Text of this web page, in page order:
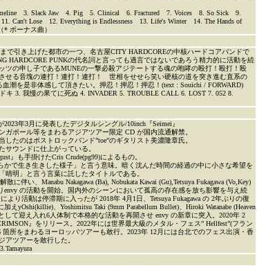
3. Slack Jaw 4. Pig 5. Clinical 6. Fractured 7. Voices 8. So Sick 9.
Can't Lose 12. Everything is Endlessness 13. Life's Winter 14. The Hands of
* ボーナス曲）
で引き上げた都市の一つ、名古屋CITY HARDCOREの中核ハードコアバンドで
HARDCORE PUNKの代名詞と言っても過言ではないであろう精力的に活動を続
ツの申し子であるMUNEの一撃必殺アジテートする魂の咆哮の殴打！殴打！殴
る音塊の連打！連打！連打！ 世相をせせら笑い硬核の道を突き進む直系の
潮を是非体感して頂きたい。押忍！押忍！押忍！(text : Souichi / FORWARD)
キ 3. 我慢の果てに死ぬ 4. INVADER 5. TROUBLE CALL 6. LOST 7. 052 8.
年3月に発表したデジタルシングル/10inch『Seimei』
ガポール等をまわるアジアツアー限定 CD が国内流通解禁。
たのはポストロックバンド”toe”のギタリスト美濃隆章氏。
サウンドに仕上がっている。
』も手掛けたCris Crude(pg99)によるもの。
かで生き生きした様子」と言う意味。暗く沈んだ時間の経過の中に小さな希望を
晴明」と言う言葉に託したタイトルである。
に伴い、Manabu Nakagawa (Ba), Nobukata Kawai (Gu),Tetsuya Fukagawa (Vo,Key)
の活動を開始。国内外のシーンにおいて孤高の存在感を放ち影響を与え続
より活動は停滞期に入ったが 2018年 4月1日、Tetsuya Fukagawa の 2年ぶりの復
えyOshi(killie)、Yoshimitsu Taki (9mm Parabellum Bullet)、Hiroki Watanabe (Heaven
して迎え入れ6人体制で本格的な活動を再開させ envy の新章に突入。2020年 2
』をリリース。2022年には世界最大級のメタル・フェス” Hellfest”(フラン
所をまわるヨーロッパツアーも敢行。2023年 12月には台北でのフェス出演・香
アツアーを敢行した。